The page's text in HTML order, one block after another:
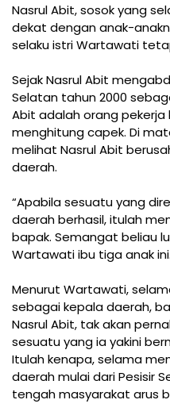
Nasrul Abit, sosok yang
dekat dengan anak-
selaku istri Wartawati
Sejak Nasrul Abit
Selatan tahun 2000
Abit adalah orang
menghitung capek. Di
melihat Nasrul Abit
daerah.
“Apabila sesuatu yang
daerah berhasil, itulah
bapak. Semangat beliau
Wartawati ibu tiga anak ini.
Menurut Wartawati,
sebagai kepala daerah,
Nasrul Abit, tak akan
sesuatu yang ia yakini
Itulah kenapa, selama
daerah mulai dari Pesisir
tengah masyarakat arus